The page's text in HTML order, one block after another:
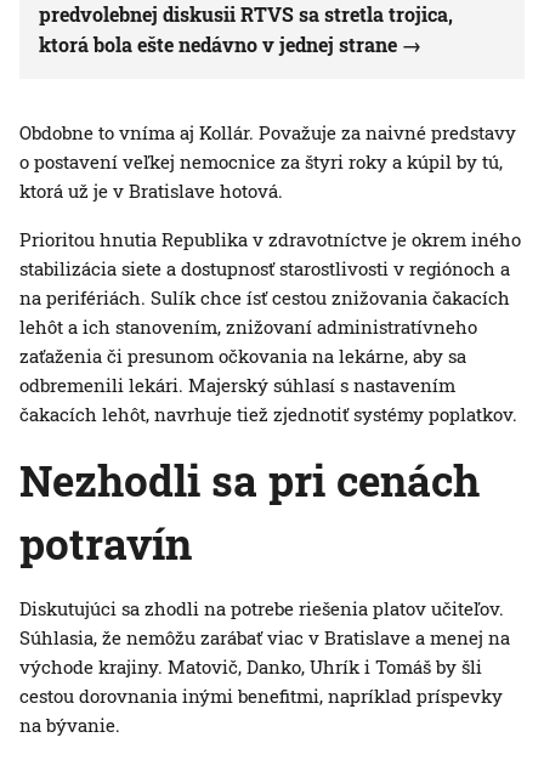
predvolebnej diskusii RTVS sa stretla trojica,
ktorá bola ešte nedávno v jednej strane
Obdobne to vníma aj Kollár. Považuje za naivné predstavy
o postavení veľkej nemocnice za štyri roky a kúpil by tú,
ktorá už je v Bratislave hotová.
Prioritou hnutia Republika v zdravotníctve je okrem iného
stabilizácia siete a dostupnosť starostlivosti v regiónoch a
na perifériách. Sulík chce ísť cestou znižovania čakacích
lehôt a ich stanovením, znižovaní administratívneho
zaťaženia či presunom očkovania na lekárne, aby sa
odbremenili lekári. Majerský súhlasí s nastavením
čakacích lehôt, navrhuje tiež zjednotiť systémy poplatkov.
Nezhodli sa pri cenách
potravín
Diskutujúci sa zhodli na potrebe riešenia platov učiteľov.
Súhlasia, že nemôžu zarábať viac v Bratislave a menej na
východe krajiny. Matovič, Danko, Uhrík i Tomáš by šli
cestou dorovnania inými benefitmi, napríklad príspevky
na bývanie.